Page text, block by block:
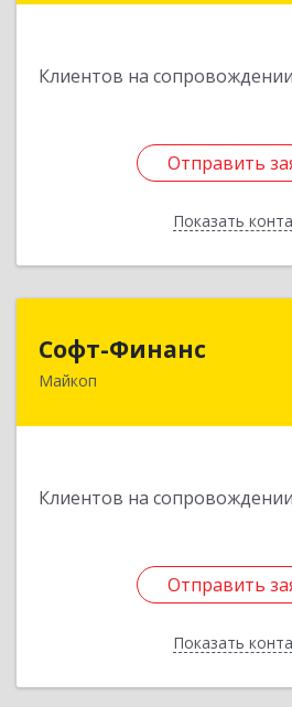
Клиентов на сопровождении
Отправить
Показать
Отправить
Назад
Софт-Финанс
Майкоп
Клиентов на сопровождении
Отправить
Показать
385006, Адыгея Респ,
Отправить
Назад